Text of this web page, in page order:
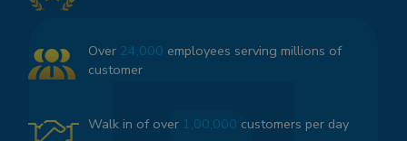
Over 24,000 employees serving millions of
customer
Walk in of over 1,00,000 customers per day